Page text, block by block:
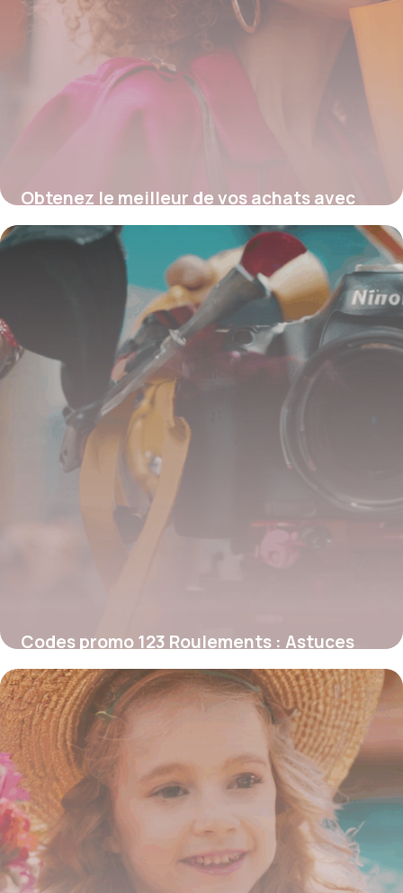
Obtenez le meilleur de vos achats avec
les codes promo AliExpress
Codes promo 123 Roulements : Astuces
inédites pour économiser sur vos
roulements et pièces mécaniques
4 juillet 2025